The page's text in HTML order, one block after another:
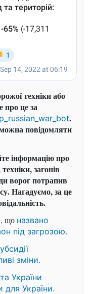
техніки або
про це за
.
повідомляти
інформацію про
загонів
ворог потрапив
Нагадуємо, за це
що названо
під загрозою.
зміни.
України
для України.